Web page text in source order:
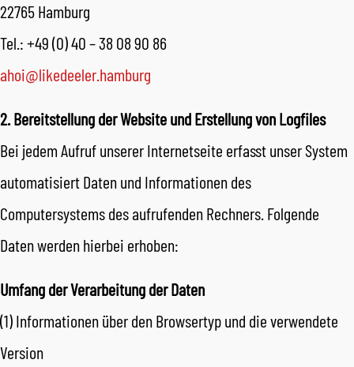
22765 Hamburg
Tel.: +49 (0) 40 – 38 08 90 86
ahoi@likedeeler.hamburg
2. Bereitstellung der Website und Erstellung von Logfiles
Bei jedem Aufruf unserer Internetseite erfasst unser System
automatisiert Daten und Informationen des
Computersystems des aufrufenden Rechners. Folgende
Daten werden hierbei erhoben:
Umfang der Verarbeitung der Daten
(1) Informationen über den Browsertyp und die verwendete
Version